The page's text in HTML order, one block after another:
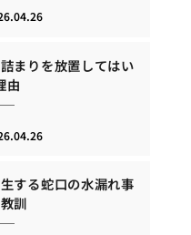
まりを放置してはい
由
する蛇口の水漏れ事
訓